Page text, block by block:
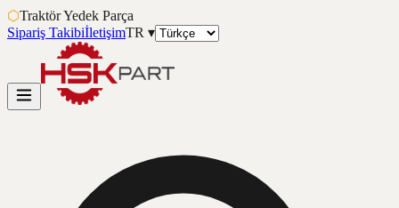
⬡Traktör Yedek Parça
Sipariş TakibiİletişimTR ▾